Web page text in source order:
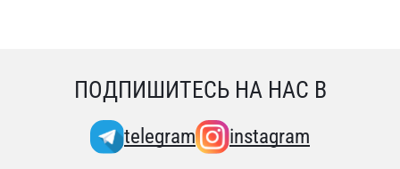
ПОДПИШИТЕСЬ НА НАС В
telegram instagram